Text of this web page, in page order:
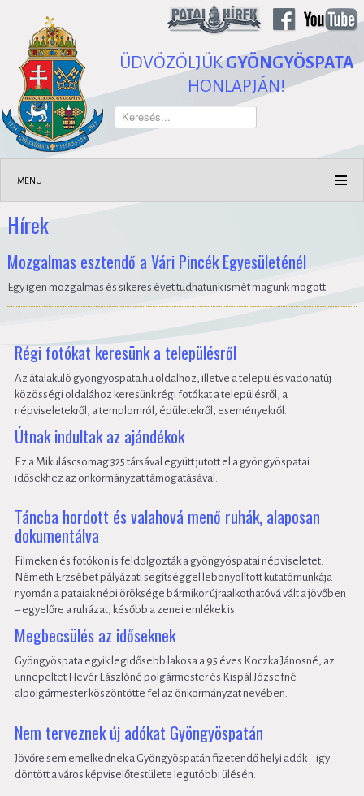
ÜDVÖZÖLJÜKGYÖNGYÖSPATA
HONLAPJÁN!
Keresés...
MENÜ
Hírek
Mozgalmas esztendő a Vári Pincék Egyesületénél
Egy igen mozgalmas és sikeres évet tudhatunk ismét magunk mögött.
Régi fotókat keresünk a településről
Az átalakuló gyongyospata.hu oldalhoz, illetve a település vadonatúj
közösségi oldalához keresünk régi fotókat a településről, a
népviseletekről, a templomról, épületekről, eseményekről.
Útnak indultak az ajándékok
Ez a Mikuláscsomag 325 társával együtt jutott el a gyöngyöspatai
idősekhez az önkormányzat támogatásával.
Táncba hordott és valahová menő ruhák, alaposan
dokumentálva
Filmeken és fotókon is feldolgozták a gyöngyöspatai népviseletet.
Németh Erzsébet pályázati segítséggel lebonyolított kutatómunkája
nyomán a pataiak népi öröksége bármikor újraalkothatóvá vált a jövőben
– egyelőre a ruházat, később a zenei emlékek is.
Megbecsülés az időseknek
Gyöngyöspata egyik legidősebb lakosa a 95 éves Koczka Jánosné, az
ünnepeltet Hevér Lászlóné polgármester és Kispál Józsefné
alpolgármester köszöntötte fel az önkormányzat nevében.
Nem terveznek új adókat Gyöngyöspatán
Jövőre sem emelkednek a Gyöngyöspatán fizetendő helyi adók – így
döntött a város képviselőtestülete legutóbbi ülésén.